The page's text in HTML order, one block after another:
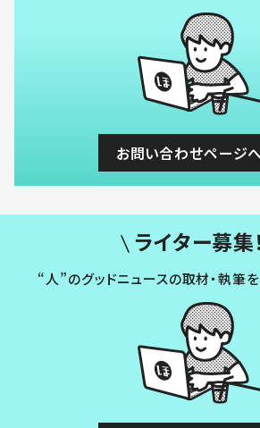
お問い合わせページへ
ライター募集！
“人”のグッドニュースの取材・執筆